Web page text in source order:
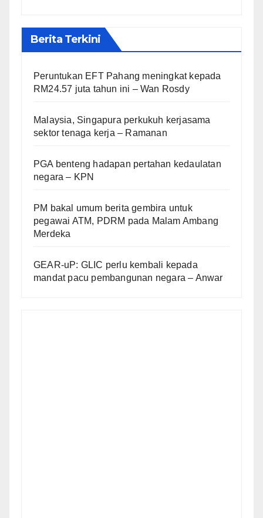
Berita Terkini
Peruntukan EFT Pahang meningkat kepada
RM24.57 juta tahun ini – Wan Rosdy
Malaysia, Singapura perkukuh kerjasama
sektor tenaga kerja – Ramanan
PGA benteng hadapan pertahan kedaulatan
negara – KPN
PM bakal umum berita gembira untuk
pegawai ATM, PDRM pada Malam Ambang
Merdeka
GEAR-uP: GLIC perlu kembali kepada
mandat pacu pembangunan negara – Anwar